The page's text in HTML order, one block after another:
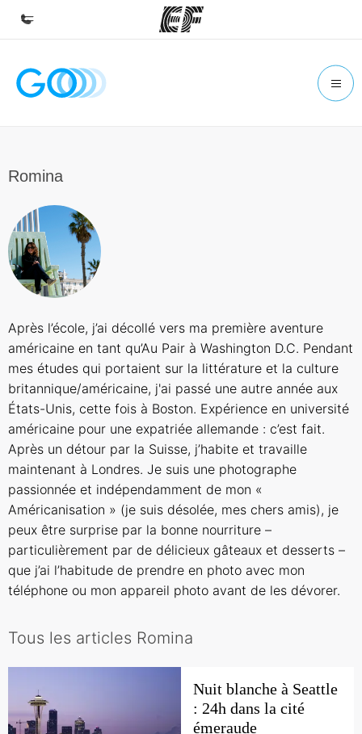
Accueil
Trouver un bureau
A propos de nous
Qui sommes-nous ?
Rejoignez nos équipes
Romina
Après l’école, j’ai décollé vers ma première aventure
américaine en tant qu’Au Pair à Washington D.C. Pendant
mes études qui portaient sur la littérature et la culture
britannique/américaine, j'ai passé une autre année aux
États-Unis, cette fois à Boston. Expérience en université
américaine pour une expatriée allemande : c’est fait.
Après un détour par la Suisse, j’habite et travaille
maintenant à Londres. Je suis une photographe
passionnée et indépendamment de mon «
Américanisation » (je suis désolée, mes chers amis), je
peux être surprise par la bonne nourriture –
particulièrement par de délicieux gâteaux et desserts –
que j’ai l’habitude de prendre en photo avec mon
téléphone ou mon appareil photo avant de les dévorer.
Tous les articles Romina
Nuit blanche à Seattle
: 24h dans la cité
émeraude